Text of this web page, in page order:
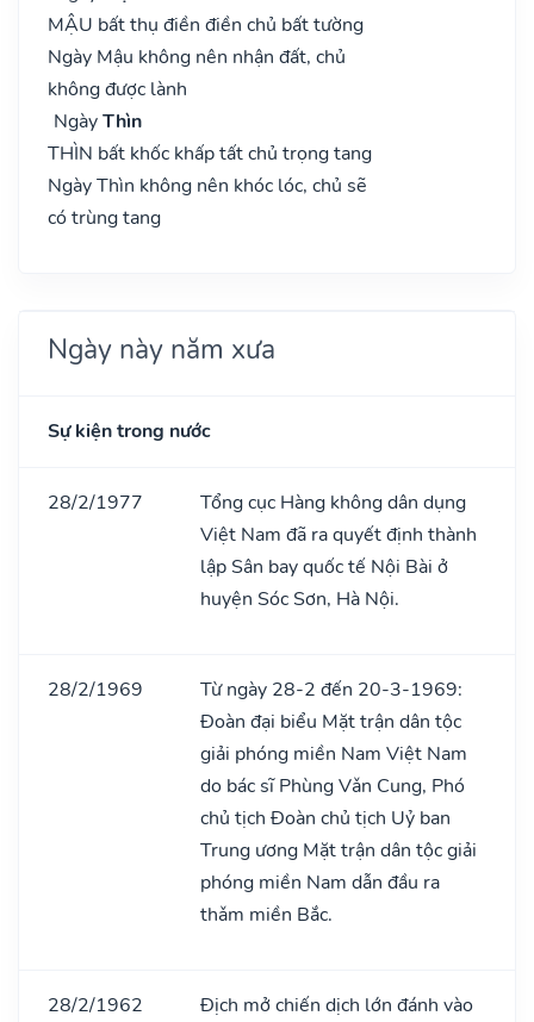
MẬU bất thụ điền điền chủ bất tường
Ngày Mậu không nên nhận đất, chủ
không được lành
NgàyThìn
THÌN bất khốc khấp tất chủ trọng tang
Ngày Thìn không nên khóc lóc, chủ sẽ
có trùng tang
Ngày này năm xưa
Sự kiện trong nước
28/2/1977
Tổng cục Hàng không dân dụng
Việt Nam đã ra quyết định thành
lập Sân bay quốc tế Nội Bài ở
huyện Sóc Sơn, Hà Nội.
28/2/1969
Từ ngày 28-2 đến 20-3-1969:
Đoàn đại biểu Mặt trận dân tộc
giải phóng miền Nam Việt Nam
do bác sĩ Phùng Vǎn Cung, Phó
chủ tịch Đoàn chủ tịch Uỷ ban
Trung ương Mặt trận dân tộc giải
phóng miền Nam dẫn đầu ra
thǎm miền Bắc.
28/2/1962
Địch mở chiến dịch lớn đánh vào